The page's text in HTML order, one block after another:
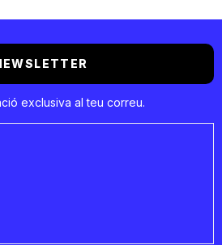
exclusiva al teu correu.